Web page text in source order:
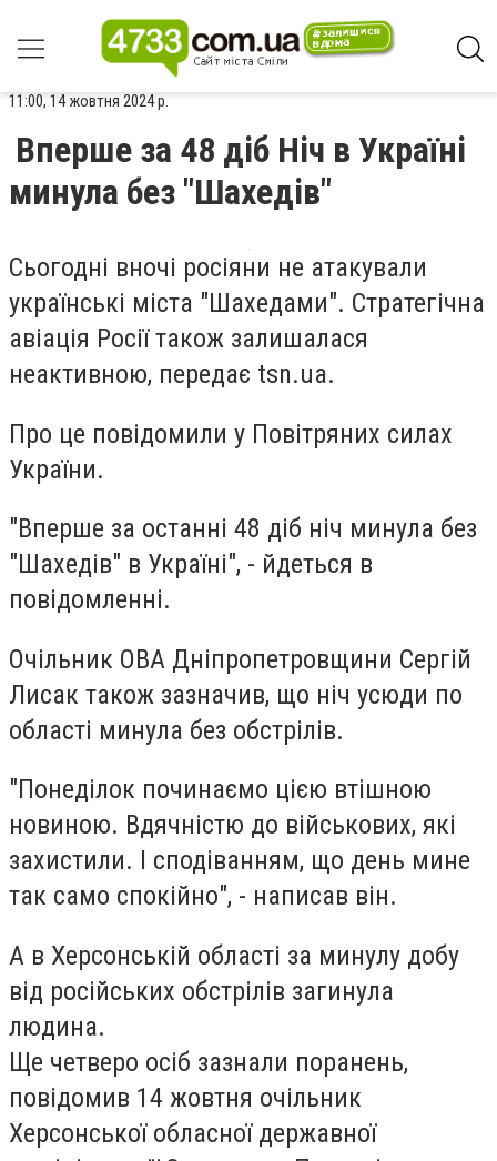
11:00, 14 жовтня 2024 р.
Вперше за 48 діб Ніч в Україні
минула без "Шахедів"
Сьогодні вночі росіяни не атакували
українські міста "Шахедами". Стратегічна
авіація Росії також залишалася
неактивною, передає tsn.ua.
Про це повідомили у Повітряних силах
України.
"Вперше за останні 48 діб ніч минула без
"Шахедів" в Україні", - йдеться в
повідомленні.
Очільник ОВА Дніпропетровщини Сергій
Лисак також зазначив, що ніч усюди по
області минула без обстрілів.
"Понеділок починаємо цією втішною
новиною. Вдячністю до військових, які
захистили. І сподіванням, що день мине
так само спокійно", - написав він.
А в Херсонській області за минулу добу
від російських обстрілів загинула
людина.
Ще четверо осіб зазнали поранень,
повідомив 14 жовтня очільник
Херсонської обласної державної